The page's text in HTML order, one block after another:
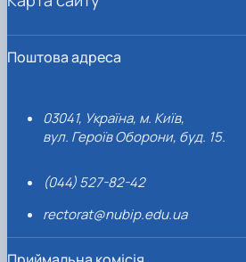
Поштова адреса
03041, Україна, м. Київ,
вул. Героїв Оборони, буд. 15.
(044) 527-82-42
rectorat@nubip.edu.ua